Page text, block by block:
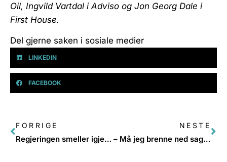
Oil, Ingvild Vartdal i Adviso og Jon Georg Dale i
First House.
Del gjerne saken i sosiale medier
LINKEDIN
FACEBOOK
FORRIGE
Regjeringen smeller igjen døra for små og mellomstore bedrifter
NESTE
– Må jeg brenne ned sagbruket?